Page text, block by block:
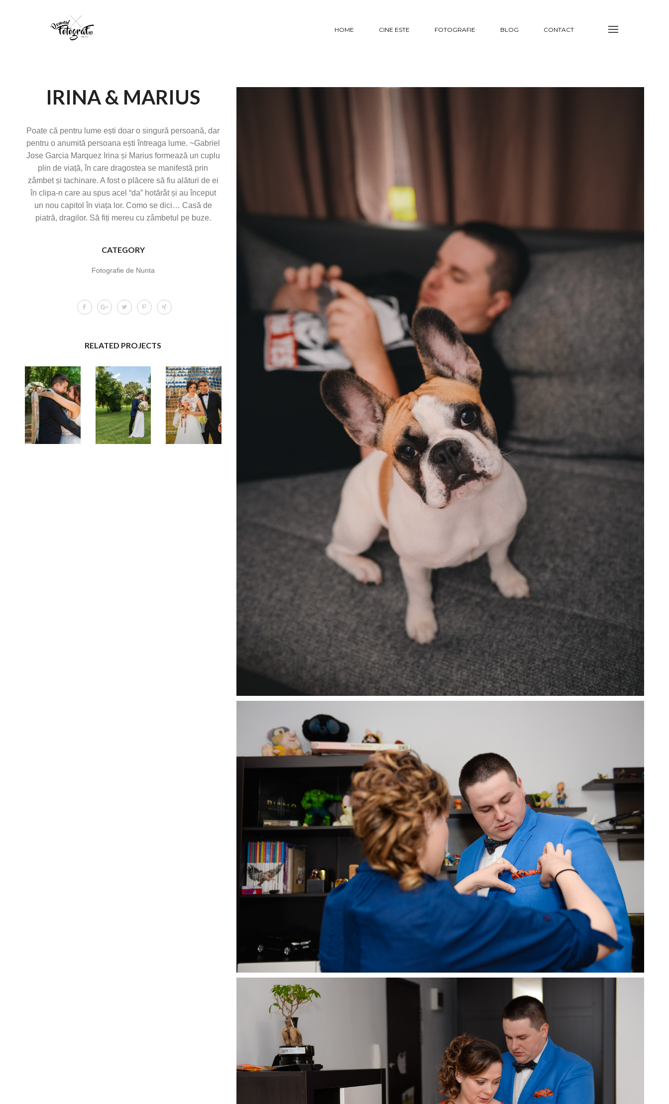
HOME CINE ESTE FOTOGRAFIE BLOG CONTACT
IRINA & MARIUS
Poate că pentru lume ești doar o singură persoană, dar
pentru o anumită persoana ești întreaga lume. ~Gabriel
Jose Garcia Marquez Irina și Marius formează un cuplu
plin de viață, în care dragostea se manifestă prin
zâmbet și tachinare. A fost o plăcere să fiu alături de ei
în clipa-n care au spus acel “da” hotărât și au început
un nou capitol în viața lor. Como se dici… Casă de
piatră, dragilor. Să fiți mereu cu zâmbetul pe buze.
CATEGORY
Fotografie de Nunta
RELATED PROJECTS